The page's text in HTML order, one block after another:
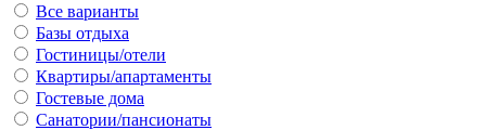
Все варианты
Базы отдыха
Гостиницы/отели
Квартиры/апартаменты
Гостевые дома
Санатории/пансионаты